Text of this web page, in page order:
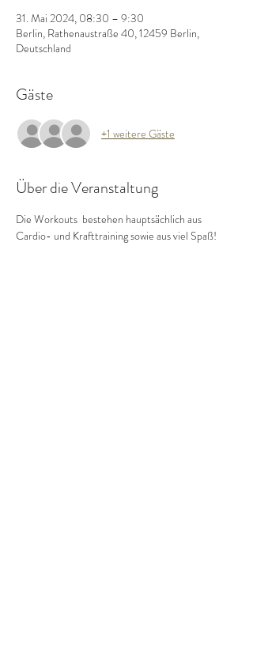
31. Mai 2024, 08:30 – 9:30
Berlin, Rathenaustraße 40, 12459 Berlin,
Deutschland
Gäste
+1 weitere Gäste
Über die Veranstaltung
Die Workouts  bestehen hauptsächlich aus
Cardio- und Krafttraining sowie aus viel Spaß!